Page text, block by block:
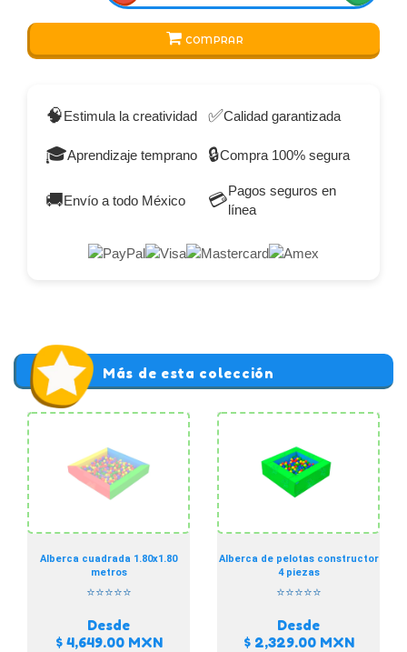
COMPRAR
🧠Estimula la creatividad ✅Calidad garantizada
🎓Aprendizaje temprano 🔒Compra 100% segura
🚚Envío a todo México 💳Pagos seguros en
línea
Más de esta colección
Alberca cuadrada 1.80x1.80
metros
⭐⭐⭐⭐⭐
Desde
$ 4,649.00MXN
Alberca de pelotas constructor
4 piezas
⭐⭐⭐⭐⭐
Desde
$ 2,329.00MXN